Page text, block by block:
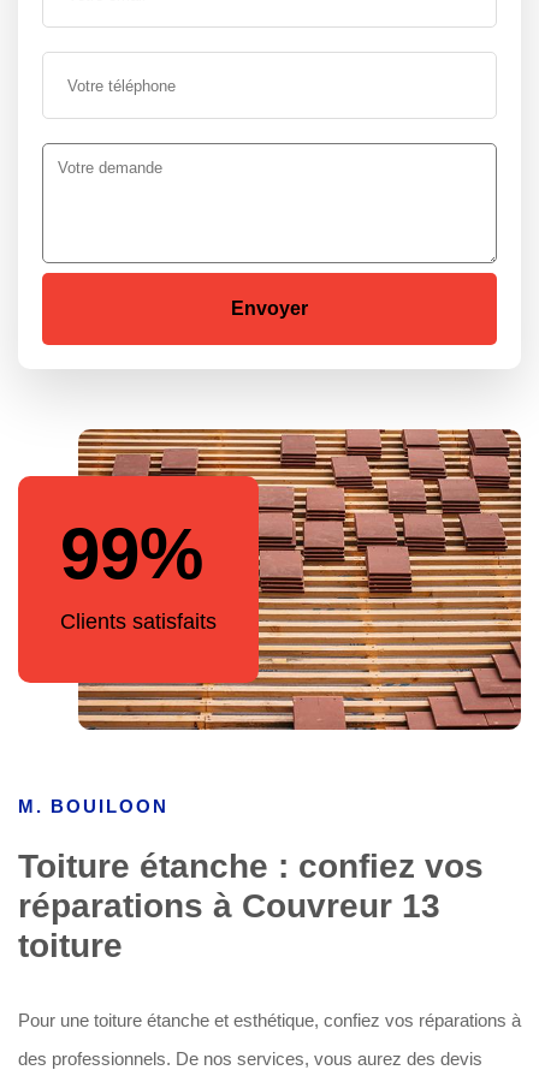
99%
Clients satisfaits
M. BOUILOON
Toiture étanche : confiez vos
réparations à Couvreur 13
toiture
Pour une toiture étanche et esthétique, confiez vos réparations à
des professionnels. De nos services, vous aurez des devis